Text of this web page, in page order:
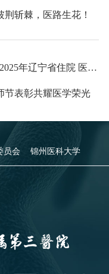
斩棘，医路生花！
【上一篇】：携手共筑医学梦，观“2025年辽宁省住院 医师思政大讲堂暨入培第一课”有感
节表彰共耀医学荣光
员会 锦州医科大学